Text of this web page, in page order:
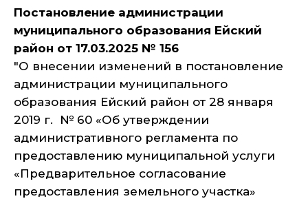
Постановление администрации
муниципального образования Ейский
район от 17.03.2025 № 156
"О внесении изменений в постановление
администрации муниципального
образования Ейский район от 28 января
2019 г. № 60 «Об утверждении
административного регламента по
предоставлению муниципальной услуги
«Предварительное согласование
предоставления земельного участка»